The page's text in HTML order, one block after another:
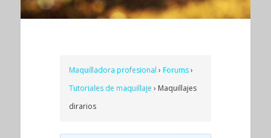
Maquilladora profesional › Forums›
Tutoriales de maquillaje › Maquillajes
dirarios